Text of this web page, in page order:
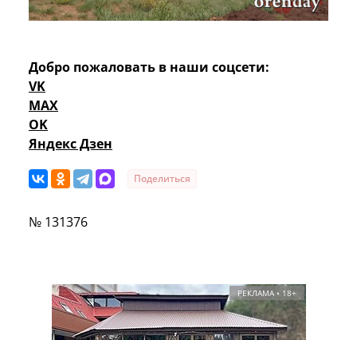
Добро пожаловать в наши соцсети:
VK
MAX
OK
Яндекс Дзен
Поделиться
№ 131376
РЕКЛАМА • 18+